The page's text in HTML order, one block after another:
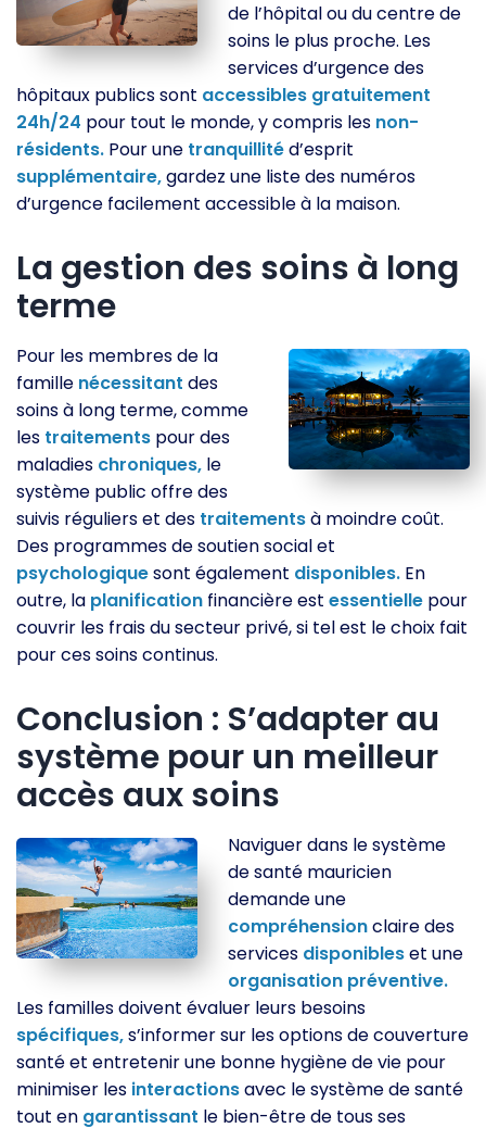
de l’hôpital ou du centre de
soins le plus proche. Les
services d’urgence des
hôpitaux publics sont accessibles gratuitement
24h/24 pour tout le monde, y compris les non-
résidents. Pour une tranquillitéd’esprit
supplémentaire,gardez une liste des numéros
d’urgence facilement accessible à la maison.
La gestion des soins à long
terme
Pour les membres de la
famille nécessitant des
soins à long terme, comme
les traitements pour des
maladies chroniques, le
système public offre des
suivis réguliers et des traitementsà moindre coût.
Des programmes de soutien social et
psychologiquesont également disponibles. En
outre, la planification financière est essentielle pour
couvrir les frais du secteur privé, si tel est le choix fait
pour ces soins continus.
Conclusion : S’adapter au
système pour un meilleur
accès aux soins
Naviguer dans le système
de santé mauricien
demande une
compréhensionclaire des
services disponibleset une
organisation préventive.
Les familles doivent évaluer leurs besoins
spécifiques,s’informer sur les options de couverture
santé et entretenir une bonne hygiène de vie pour
minimiser les interactionsavec le système de santé
tout en garantissant le bien-être de tous ses